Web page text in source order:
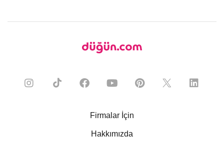
Firmalar İçin
Hakkımızda